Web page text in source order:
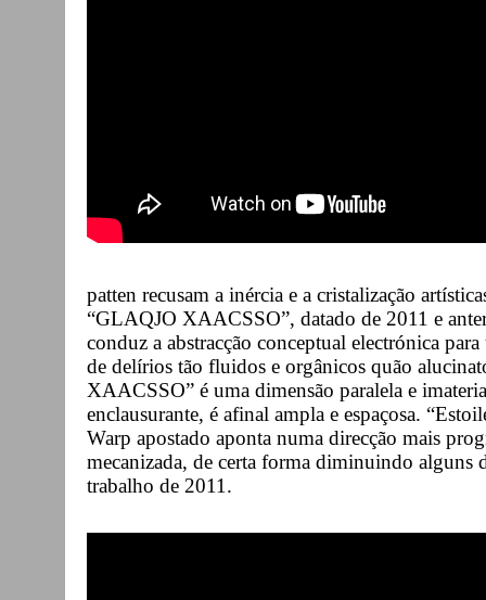
patten recusam a inércia e a cristalização
“GLAQJO XAACSSO”, datado de 2011 e
conduz a abstracção conceptual electrónica
de delírios tão fluidos e orgânicos quão
XAACSSO” é uma dimensão paralela e
enclausurante, é afinal ampla e espaçosa.
Warp apostado aponta numa direcção mais
mecanizada, de certa forma diminuindo alguns
trabalho de 2011.